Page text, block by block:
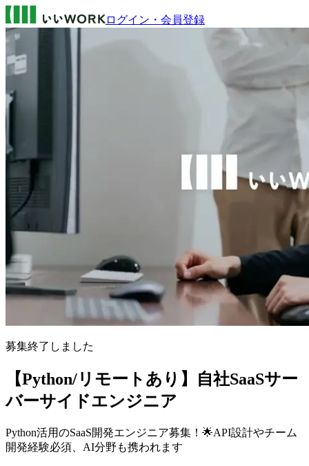
ログイン・会員登録
募集終了しました
【Python/リモートあり】自社SaaSサー
バーサイドエンジニア
Python活用のSaaS開発エンジニア募集！🌟API設計やチーム
開発経験必須、AI分野も携われます